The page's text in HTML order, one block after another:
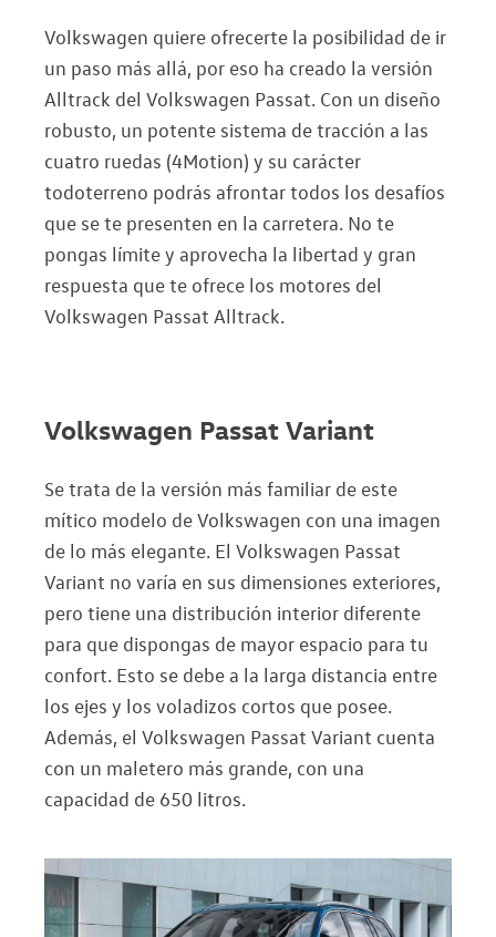
Volkswagen quiere ofrecerte la posibilidad de ir
un paso más allá, por eso ha creado la versión
Alltrack del Volkswagen Passat. Con un diseño
robusto, un potente sistema de tracción a las
cuatro ruedas (4Motion) y su carácter
todoterreno podrás afrontar todos los desafíos
que se te presenten en la carretera. No te
pongas límite y aprovecha la libertad y gran
respuesta que te ofrece los motores del
Volkswagen Passat Alltrack.
Volkswagen Passat Variant
Se trata de la versión más familiar de este
mítico modelo de Volkswagen con una imagen
de lo más elegante. El Volkswagen Passat
Variant no varía en sus dimensiones exteriores,
pero tiene una distribución interior diferente
para que dispongas de mayor espacio para tu
confort. Esto se debe a la larga distancia entre
los ejes y los voladizos cortos que posee.
Además, el Volkswagen Passat Variant cuenta
con un maletero más grande, con una
capacidad de 650 litros.